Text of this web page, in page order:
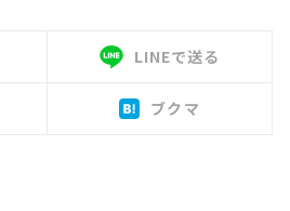
LINEで送る
ブクマ